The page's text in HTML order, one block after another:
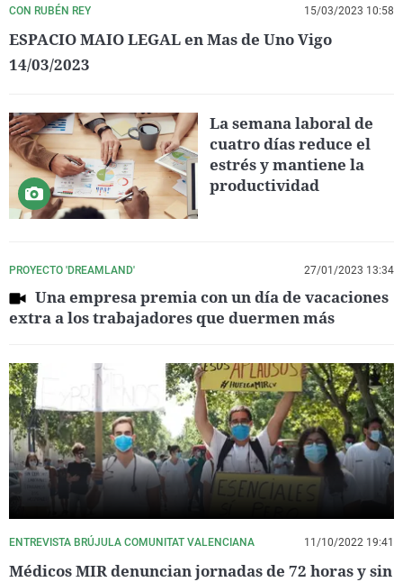
CON RUBÉN REY 15/03/2023 10:58
ESPACIO MAIO LEGAL en Mas de Uno Vigo
14/03/2023
La semana laboral de
cuatro días reduce el
estrés y mantiene la
productividad
PROYECTO 'DREAMLAND' 27/01/2023 13:34
Una empresa premia con un día de vacaciones
extra a los trabajadores que duermen más
ENTREVISTA BRÚJULA COMUNITAT VALENCIANA 11/10/2022 19:41
Médicos MIR denuncian jornadas de 72 horas y sin